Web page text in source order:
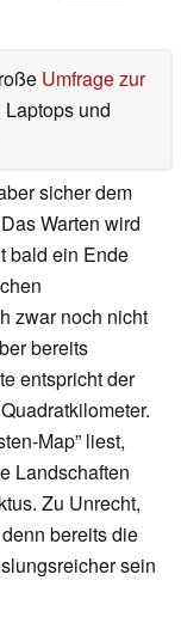
Umfrage zur
und
sicher dem
Warten wird
bald ein Ende
zwar noch nicht
bereits
entspricht der
Map” liest,
Landschaften
Zu Unrecht,
bereits die
sein